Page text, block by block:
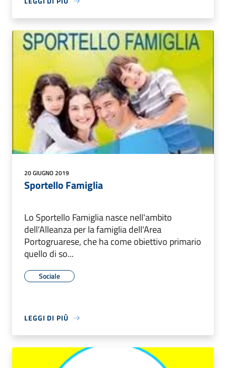
20 GIUGNO 2019
Sportello Famiglia
Lo Sportello Famiglia nasce nell'ambito
dell'Alleanza per la famiglia dell'Area
Portogruarese, che ha come obiettivo primario
quello di so...
Sociale
LEGGI DI PIÙ